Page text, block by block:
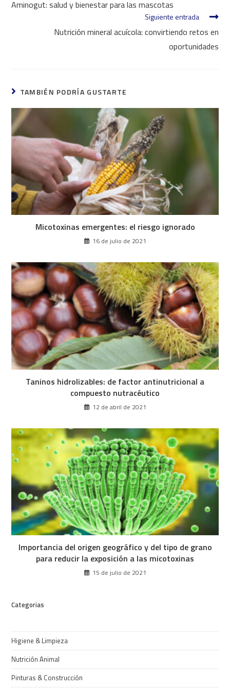
Aminogut: salud y bienestar para las mascotas
Siguiente entrada
Nutrición mineral acuícola: convirtiendo retos en
oportunidades
TAMBIÉN PODRÍA GUSTARTE
Micotoxinas emergentes: el riesgo ignorado
16 de julio de 2021
Taninos hidrolizables: de factor antinutricional a
compuesto nutracéutico
12 de abril de 2021
Importancia del origen geográfico y del tipo de grano
para reducir la exposición a las micotoxinas
15 de julio de 2021
Categorias
Higiene & Limpieza
Nutrición Animal
Pinturas & Construcción